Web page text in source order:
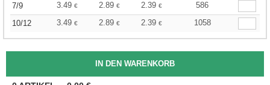
7/9
3.49 € 2.89 € 2.39 €
586
10/12
3.49 € 2.89 € 2.39 € 1058